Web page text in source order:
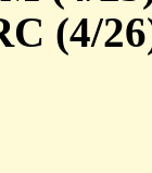
(4/